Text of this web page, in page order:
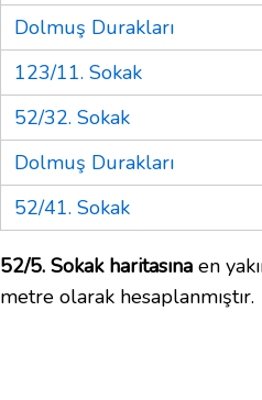
Dolmuş Durakları
123/11. Sokak
52/32. Sokak
Dolmuş Durakları
52/41. Sokak
52/5. Sokak haritasına en
metre olarak hesaplanmıştır.